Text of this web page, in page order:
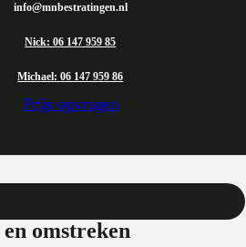
info@mnbestratingen.nl
Nick: 06 147 959 85
Michael: 06 147 959 86
Prijs opvragen
omstreken